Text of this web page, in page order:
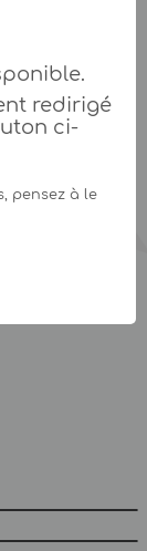
redirigé
ci-
pensez à le